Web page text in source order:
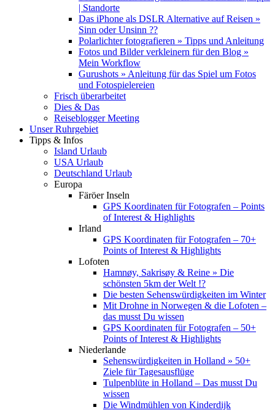
| Standorte
Das iPhone als DSLR Alternative auf Reisen »
Sinn oder Unsinn ??
Polarlichter fotografieren » Tipps und Anleitung
Fotos und Bilder verkleinern für den Blog »
Mein Workflow
Gurushots » Anleitung für das Spiel um Fotos
und Fotospielereien
Frisch überarbeitet
Dies & Das
Reiseblogger Meeting
Unser Ruhrgebiet
Tipps & Infos
Island Urlaub
USA Urlaub
Deutschland Urlaub
Europa
Färöer Inseln
GPS Koordinaten für Fotografen – Points
of Interest & Highlights
Irland
GPS Koordinaten für Fotografen – 70+
Points of Interest & Highlights
Lofoten
Hamnøy, Sakrisøy & Reine » Die
schönsten 5km der Welt !?
Die besten Sehenswürdigkeiten im Winter
Mit Drohne in Norwegen & die Lofoten –
das musst Du wissen
GPS Koordinaten für Fotografen – 50+
Points of Interest & Highlights
Niederlande
Sehenswürdigkeiten in Holland » 50+
Ziele für Tagesausflüge
Tulpenblüte in Holland – Das musst Du
wissen
Die Windmühlen von Kinderdijk